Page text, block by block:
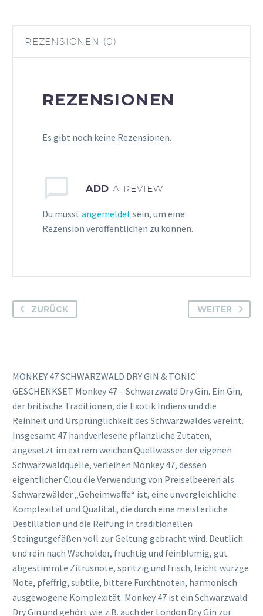
REZENSIONEN (0)
REZENSIONEN
Es gibt noch keine Rezensionen.
ADDA REVIEW
Du musst angemeldetsein, um eine
Rezension veröffentlichen zu können.
ZURÜCK WEITER
MONKEY 47 SCHWARZWALD DRY GIN & TONIC
GESCHENKSET Monkey 47 – Schwarzwald Dry Gin. Ein Gin,
der britische Traditionen, die Exotik Indiens und die
Reinheit und Ursprünglichkeit des Schwarzwaldes vereint.
Insgesamt 47 handverlesene pflanzliche Zutaten,
angesetzt im extrem weichen Quellwasser der eigenen
Schwarzwaldquelle, verleihen Monkey 47, dessen
eigentlicher Clou die Verwendung von Preiselbeeren als
Schwarzwälder „Geheimwaffe“ ist, eine unvergleichliche
Komplexität und Qualität, die durch eine meisterliche
Destillation und die Reifung in traditionellen
Steingutgefäßen voll zur Geltung gebracht wird. Deutlich
und rein nach Wacholder, fruchtig und feinblumig, gut
abgestimmte Zitrusnote, spritzig und frisch, leicht würzge
Note, pfeffrig, subtile, bittere Furchtnoten, harmonisch
ausgewogene Komplexität. Monkey 47 ist ein Schwarzwald
Dry Gin und gehört wie z.B. auch der London Dry Gin zur